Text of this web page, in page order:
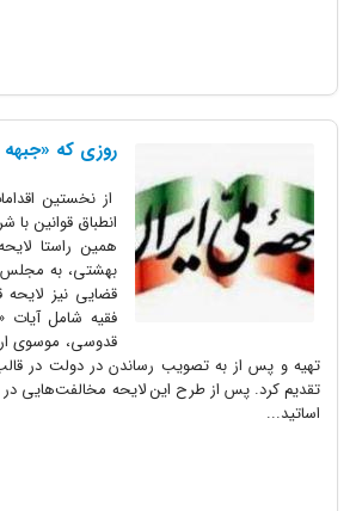
روزی که «جبهه
از نخستین
انطباق قوانین با
همین راستا
بهشتی، به مجلس
قضایی نیز لایحه
فقیه شامل آیات
قدوسی، موسوی
تهیه و پس از به تصویب رساندن در دولت در
تقدیم کرد. پس از طرح این لایحه مخالفت‌هایی در
اساتید...